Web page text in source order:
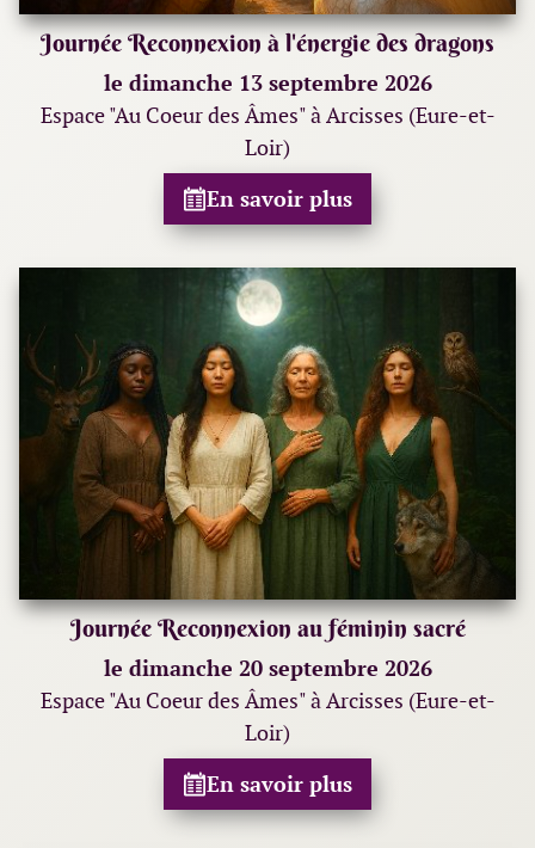
Journée Reconnexion à l'énergie des dragons
le dimanche 13 septembre 2026
Espace "Au Coeur des Âmes" à Arcisses (Eure-et-
Loir)
En savoir plus
Journée Reconnexion au féminin sacré
le dimanche 20 septembre 2026
Espace "Au Coeur des Âmes" à Arcisses (Eure-et-
Loir)
En savoir plus